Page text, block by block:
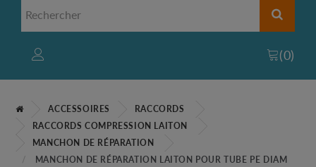
(0)
ACCESSOIRES
RACCORDS
RACCORDS COMPRESSION LAITON
MANCHON DE RÉPARATION
MANCHON DE RÉPARATION LAITON POUR TUBE PE DIAM